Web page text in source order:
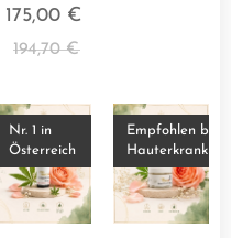
175,00 €
194,70€
Nr. 1 in
Österreich
Empfohlen bei